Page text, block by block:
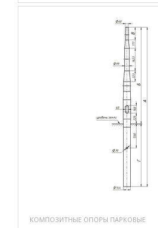
КОМПОЗИТНЫЕ ОПОРЫ ПАРКОВЫЕ